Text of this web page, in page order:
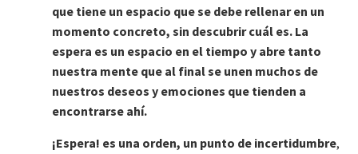
que tiene un espacio que se debe rellenar en un
momento concreto, sin descubrir cuál es. La
espera es un espacio en el tiempo y abre tanto
nuestra mente que al final se unen muchos de
nuestros deseos y emociones que tienden a
encontrarse ahí.
¡Espera! es una orden, un punto de incertidumbre,